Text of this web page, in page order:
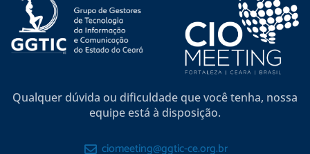
Qualquer dúvida ou dificuldade que você tenha, nossa
equipe está à disposição.
ciomeeting@ggtic-ce.org.br